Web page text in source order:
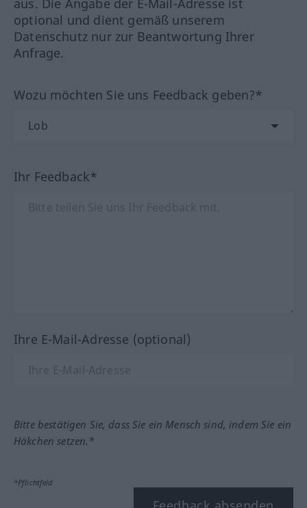
aus. Die Angabe der E-Mail-Adresse ist
optional und dient gemäß unserem
Datenschutz nur zur Beantwortung Ihrer
Anfrage.
Wozu möchten Sie uns Feedback geben?*
Ihr Feedback*
Ihre E-Mail-Adresse (optional)
Bitte bestätigen Sie, dass Sie ein Mensch sind, indem Sie ein
Häkchen setzen.*
*Pflichtfeld